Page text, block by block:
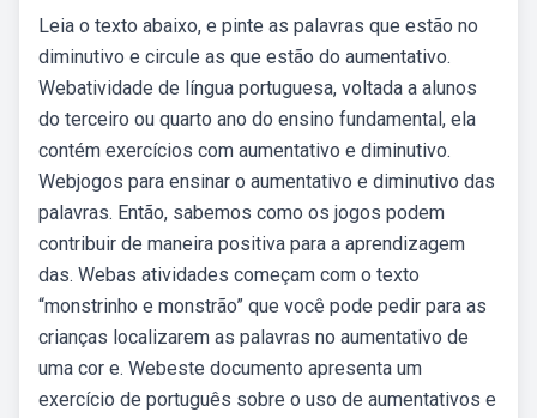
Leia o texto abaixo, e pinte as palavras que estão no
diminutivo e circule as que estão do aumentativo.
Webatividade de língua portuguesa, voltada a alunos
do terceiro ou quarto ano do ensino fundamental, ela
contém exercícios com aumentativo e diminutivo.
Webjogos para ensinar o aumentativo e diminutivo das
palavras. Então, sabemos como os jogos podem
contribuir de maneira positiva para a aprendizagem
das. Webas atividades começam com o texto
“monstrinho e monstrão” que você pode pedir para as
crianças localizarem as palavras no aumentativo de
uma cor e. Webeste documento apresenta um
exercício de português sobre o uso de aumentativos e